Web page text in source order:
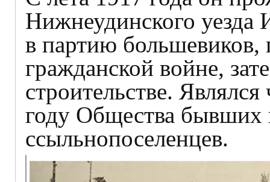
Нижнеудинского уезда
в партию большевиков,
гражданской войне,
строительстве.
году Общества бывших
ссыльнопоселенцев.